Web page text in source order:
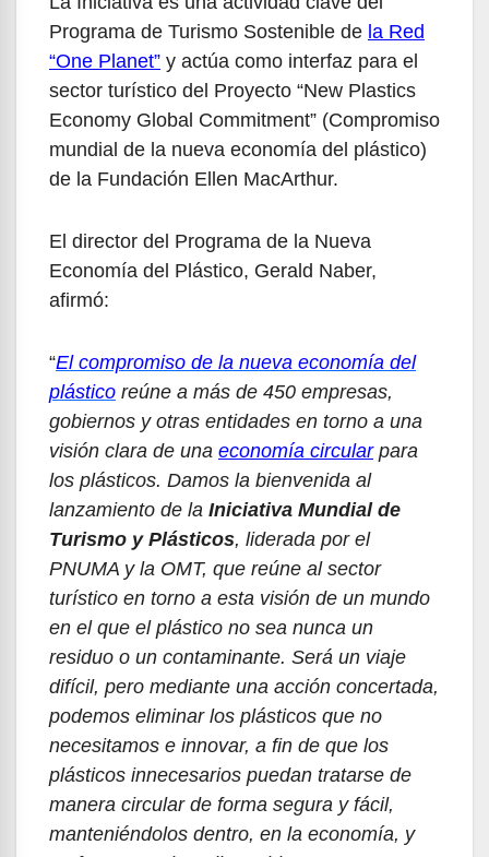
Programa de Turismo Sostenible de la Red
“One Planet” y actúa como interfaz para el
sector turístico del Proyecto “New Plastics
Economy Global Commitment” (Compromiso
mundial de la nueva economía del plástico)
de la Fundación Ellen MacArthur.
El director del Programa de la Nueva
Economía del Plástico, Gerald Naber,
afirmó:
“El compromiso de la nueva economía del
plástico reúne a más de 450 empresas,
gobiernos y otras entidades en torno a una
visión clara de una economía circularpara
los plásticos. Damos la bienvenida al
lanzamiento de la Iniciativa Mundial de
Turismo y Plásticos, liderada por el
PNUMA y la OMT, que reúne al sector
turístico en torno a esta visión de un mundo
en el que el plástico no sea nunca un
residuo o un contaminante. Será un viaje
difícil, pero mediante una acción concertada,
podemos eliminar los plásticos que no
necesitamos e innovar, a fin de que los
plásticos innecesarios puedan tratarse de
manera circular de forma segura y fácil,
manteniéndolos dentro, en la economía, y